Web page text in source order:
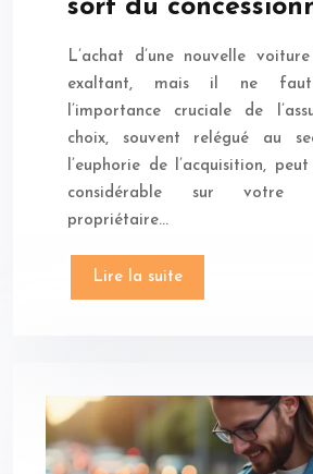
sort du
L’achat d’une nouvelle
exaltant, mais il ne faut
l’importance cruciale de
choix, souvent relégué au
l’euphorie de l’acquisition,
considérable sur votre
propriétaire…
Lire la suite